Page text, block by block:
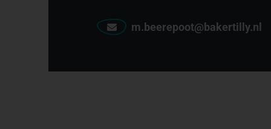
m.beerepoot@bakertilly.nl